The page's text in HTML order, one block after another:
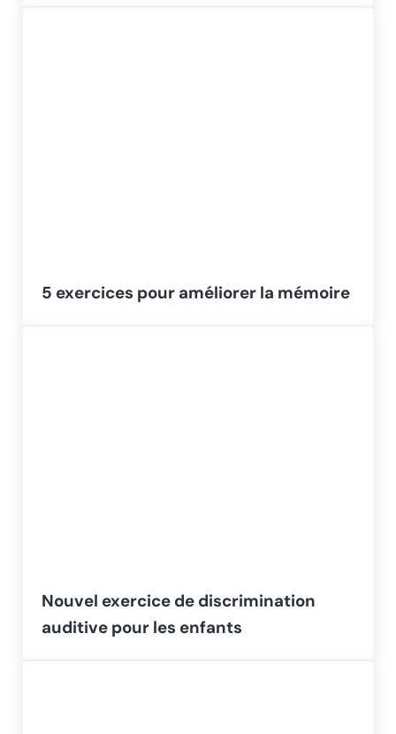
5 exercices pour améliorer la mémoire
Nouvel exercice de discrimination
auditive pour les enfants